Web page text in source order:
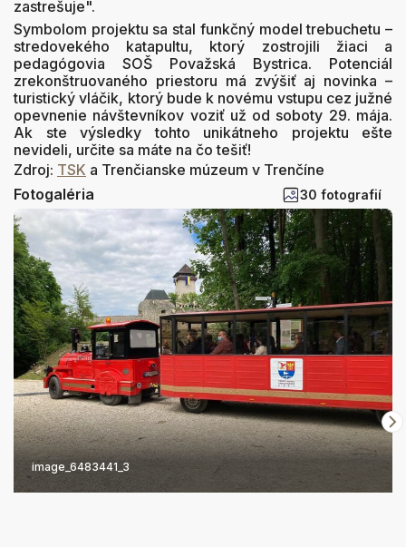
zastrešuje".
Symbolom projektu sa stal funkčný model trebuchetu –
stredovekého katapultu, ktorý zostrojili žiaci a
pedagógovia SOŠ Považská Bystrica. Potenciál
zrekonštruovaného priestoru má zvýšiť aj novinka –
turistický vláčik, ktorý bude k novému vstupu cez južné
opevnenie návštevníkov voziť už od soboty 29. mája.
Ak ste výsledky tohto unikátneho projektu ešte
nevideli, určite sa máte na čo tešiť!
Zdroj: TSK a Trenčianske múzeum v Trenčíne
Fotogaléria
30 fotografií
image_6483441_3